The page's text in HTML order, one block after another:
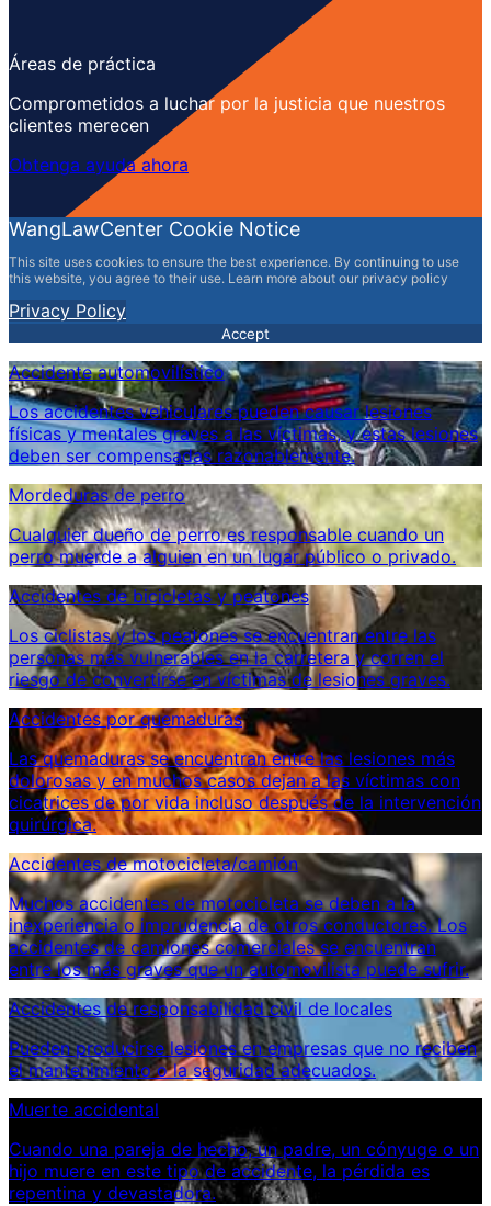
Áreas de práctica
Comprometidos a luchar por la justicia que nuestros
clientes merecen
Obtenga ayuda ahora
WangLawCenter Cookie Notice
This site uses cookies to ensure the best experience. By continuing to use
this website, you agree to their use. Learn more about our privacy policy
Privacy Policy
Accept
Accidente automovilístico
Los accidentes vehiculares pueden causar lesiones
físicas y mentales graves a las víctimas, y estas lesiones
deben ser compensadas razonablemente.
Mordeduras de perro
Cualquier dueño de perro es responsable cuando un
perro muerde a alguien en un lugar público o privado.
Accidentes de bicicletas y peatones
Los ciclistas y los peatones se encuentran entre las
personas más vulnerables en la carretera y corren el
riesgo de convertirse en víctimas de lesiones graves.
Accidentes por quemaduras
Las quemaduras se encuentran entre las lesiones más
dolorosas y en muchos casos dejan a las víctimas con
cicatrices de por vida incluso después de la intervención
quirúrgica.
Accidentes de motocicleta/camión
Muchos accidentes de motocicleta se deben a la
inexperiencia o imprudencia de otros conductores. Los
accidentes de camiones comerciales se encuentran
entre los más graves que un automovilista puede sufrir.
Accidentes de responsabilidad civil de locales
Pueden producirse lesiones en empresas que no reciben
el mantenimiento o la seguridad adecuados.
Muerte accidental
Cuando una pareja de hecho, un padre, un cónyuge o un
hijo muere en este tipo de accidente, la pérdida es
repentina y devastadora.